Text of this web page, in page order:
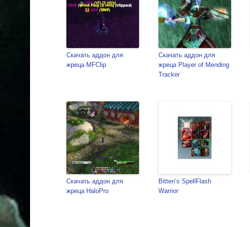
Скачать аддон для
жреца MFClip
Скачать аддон для
жреца Player of Mending
Tracker
Скачать аддон для
жреца HaloPro
Bitten’s SpellFlash
Warrior